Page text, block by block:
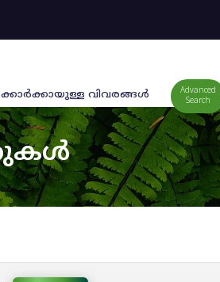
വിവരങ്ങള്‍
Advanced
Search